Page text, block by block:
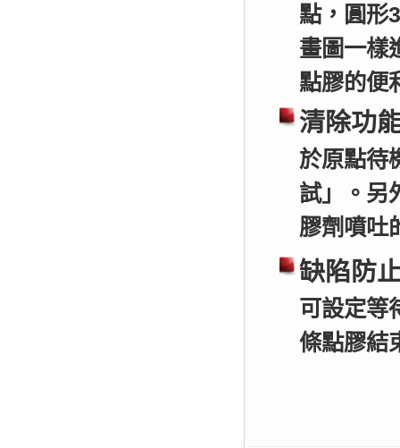
點，圓形
畫圖一樣
點膠的便
清除功
於原點待
試」。另
膠劑噴吐
缺陷防
可設定等
條點膠結